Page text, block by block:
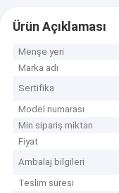
Ürün Açıklaması
Menşe yeri
Marka adı
Sertifika
Model numarası
Min sipariş miktarı
Fiyat
Ambalaj bilgileri
Teslim süresi